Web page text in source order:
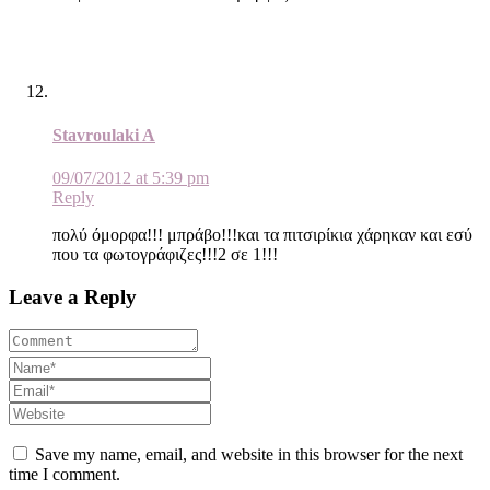
Stavroulaki A
09/07/2012 at 5:39 pm
Reply
πολύ όμορφα!!! μπράβο!!!και τα πιτσιρίκια χάρηκαν και εσύ
που τα φωτογράφιζες!!!2 σε 1!!!
Leave a Reply
Save my name, email, and website in this browser for the next
time I comment.